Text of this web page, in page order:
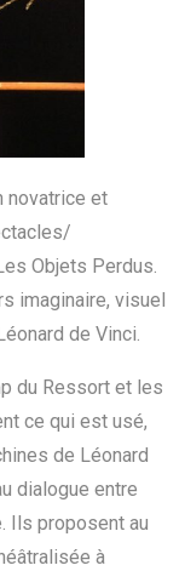
novatrice et
Objets Perdus.
imaginaire, visuel
de Vinci.
du Ressort et les
ce qui est usé,
de Léonard
dialogue entre
Ils proposent au
à